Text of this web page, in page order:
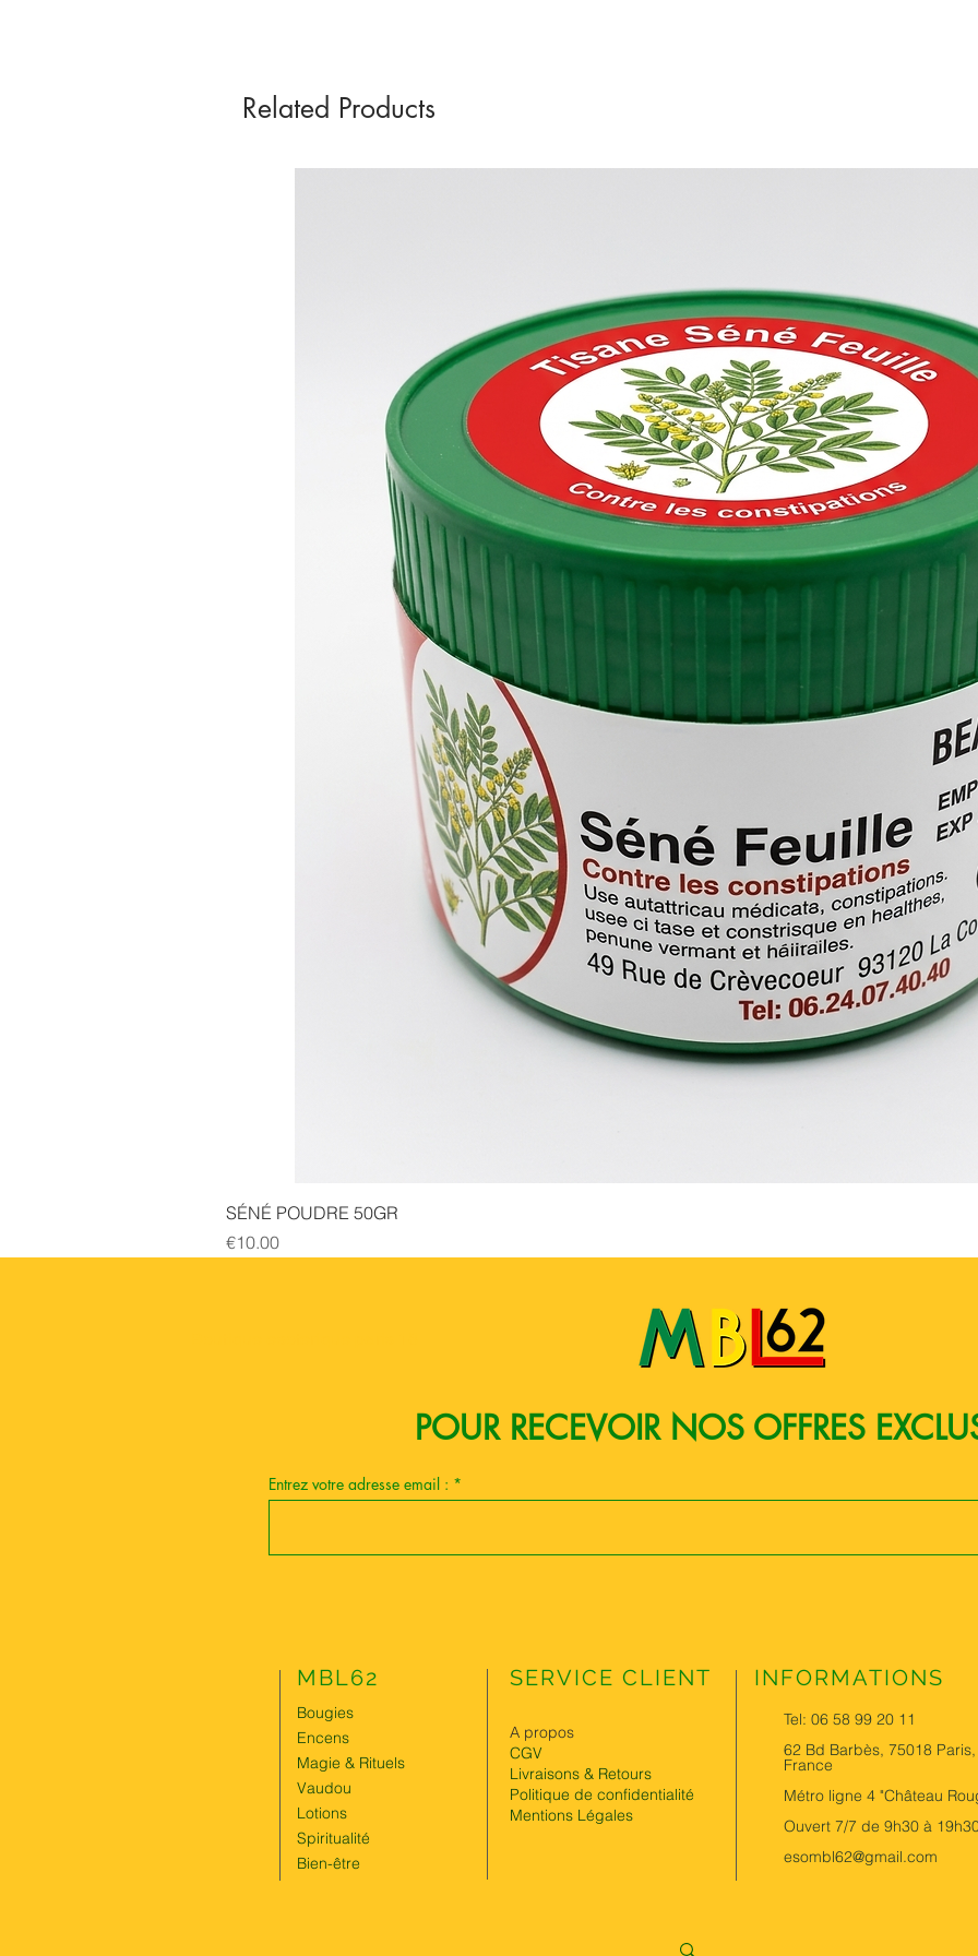
Related Products
SÉNÉ POUDRE 50GR
Price
€10.00
POUR RECEVOIR NOS OFFRES
Entrez votre adresse email :
MBL62
Bougies
Encens
Magie & Rituels
Vaudou
Lotions
Spiritualité
Bien-être
SERVICE CLIENT
A propos
CGV
Livraisons & Retours
Politique de confidentialité
Mentions Légales
INFORMATIONS
Tel: 06 58 99 20 11
62 Bd Barbès, 75018 Paris,
France
Métro ligne 4 "Château
Ouvert 7/7 de 9h30 à
esombl62@gmail.com